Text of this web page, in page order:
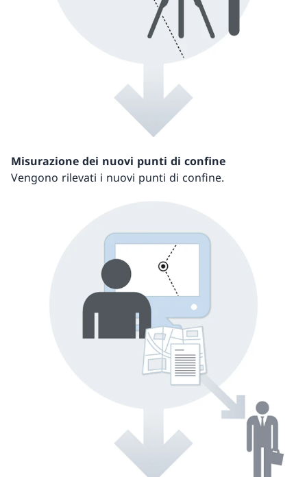
Misurazione dei nuovi punti di confine
Vengono rilevati i nuovi punti di confine.